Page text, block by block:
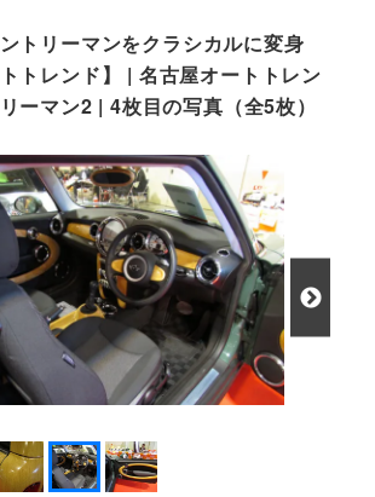
トリーマンをクラシカルに変身
トトレンド】 | 名古屋オートトレン
ーマン2 | 4枚目の写真（全5枚）